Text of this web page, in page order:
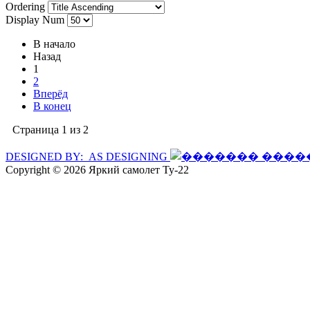
Ordering
Display Num
В начало
Назад
1
2
Вперёд
В конец
Страница 1 из 2
DESIGNED BY: AS DESIGNING
Copyright © 2026 Яркий самолет Ту-22